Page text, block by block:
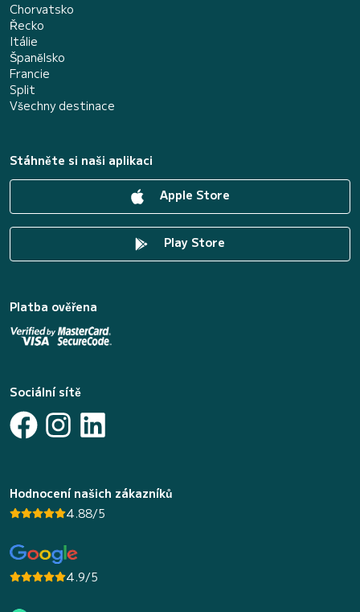
Chorvatsko
Řecko
Itálie
Španělsko
Francie
Split
Všechny destinace
Stáhněte si naši aplikaci
Apple Store
Play Store
Platba ověřena
Sociální sítě
Hodnocení našich zákazníků
4.88/5
4.9/5